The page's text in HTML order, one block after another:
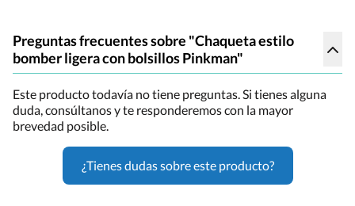
Preguntas frecuentes sobre "Chaqueta estilo
bomber ligera con bolsillos Pinkman"
Este producto todavía no tiene preguntas. Si tienes alguna
duda, consúltanos y te responderemos con la mayor
brevedad posible.
¿Tienes dudas sobre este producto?